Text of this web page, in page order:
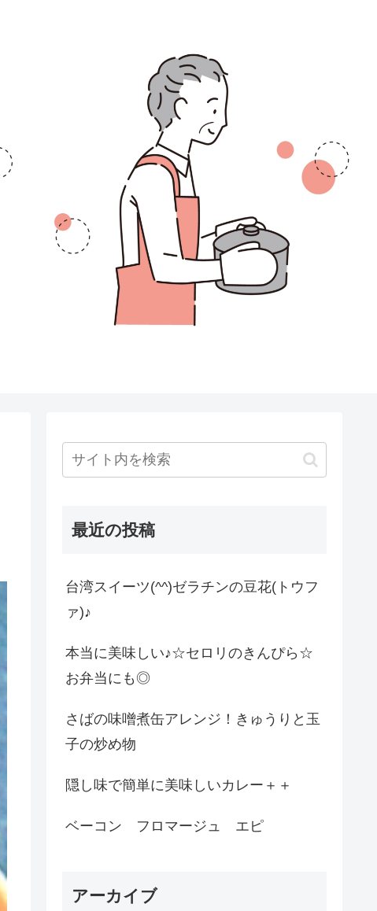
最近の投稿
台湾スイーツ(^^)ゼラチンの豆花(トウフ
ァ)♪
本当に美味しい♪☆セロリのきんぴら☆
お弁当にも◎
さばの味噌煮缶アレンジ！きゅうりと玉
子の炒め物
隠し味で簡単に美味しいカレー＋＋
ベーコン フロマージュ エピ
アーカイブ